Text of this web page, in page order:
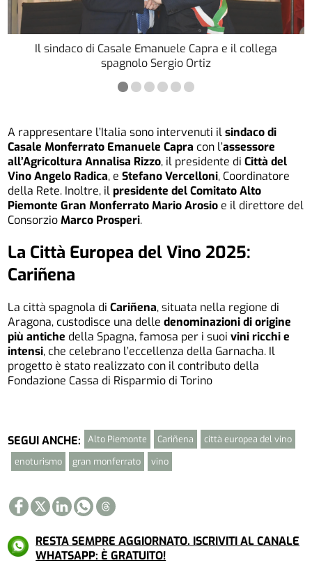
Il sindaco di Casale Emanuele Capra e il collega
spagnolo Sergio Ortiz
A rappresentare l’Italia sono intervenuti ilsindaco di
Casale Monferrato Emanuele Capra con l’assessore
all’Agricoltura Annalisa Rizzo, il presidente diCittà del
Vino Angelo Radica, eStefano Vercelloni, Coordinatore
della Rete. Inoltre, ilpresidente del Comitato Alto
Piemonte Gran Monferrato Mario Arosio e il direttore del
ConsorzioMarco Prosperi.
La Città Europea del Vino 2025:
Cariñena
La città spagnola diCariñena, situata nella regione di
Aragona, custodisce una delledenominazioni di origine
più antiche della Spagna, famosa per i suoivini ricchi e
intensi, che celebrano l’eccellenza della Garnacha. Il
progetto è stato realizzato con il contributo della
Fondazione Cassa di Risparmio di Torino
SEGUI ANCHE: Alto Piemonte Cariñena
città europea del vino
enoturismo
gran monferrato vino
RESTA SEMPRE AGGIORNATO. ISCRIVITI AL CANALE
WHATSAPP: È GRATUITO!